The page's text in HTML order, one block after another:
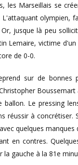
les Marseillais se
olympien,
jusque là peu
Lemaire, victime
de 0-0.
sur de bonnes
ballon. Le pressing
réussir à
quelques
en contres.
la gauche à la 81e